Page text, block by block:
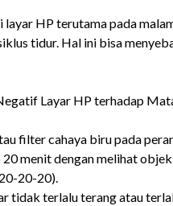
layar HP terutama pada
tidur. Hal ini bisa
Layar HP terhadap
filter cahaya biru pada
menit dengan melihat
20-20).
tidak terlalu terang atau